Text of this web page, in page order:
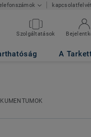
Szolgáltatások
A